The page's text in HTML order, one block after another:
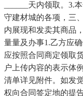
______天内领取。3.
守建材城的各项，三
内展现和发卖其商品
量量及办事1.乙方应
应按照合同商定领取
户上传内容的表示体
清单详见附件。如发
权向合同签定地的提